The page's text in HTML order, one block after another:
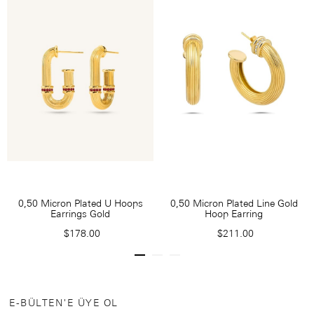
0,50 Micron Plated U Hoops
Earrings Gold
$178.00
0,50 Micron Plated Line Gold
Hoop Earring
$211.00
E-BÜLTEN'E ÜYE OL